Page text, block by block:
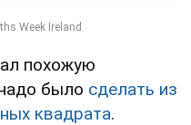
похожую
было сделать из
квадрата.